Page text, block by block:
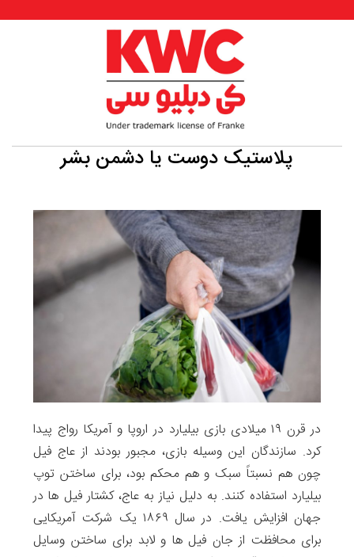
پلاستیک دوست یا دشمن بشر
در قرن ۱۹ میلادی بازی بیلیارد در اروپا و آمریکا رواج پیدا
کرد. سازندگان این وسیله بازی، مجبور بودند از عاج فیل
چون هم نسبتاً سبک و هم محکم بود، برای ساختن توپ
بیلیارد استفاده کنند. به دلیل نیاز به عاج، کشتار فیل ها در
جهان افزایش یافت. در سال ۱۸۶۹ یک شرکت آمریکایی
برای محافظت از جان فیل ها و لابد برای ساختن وسایل